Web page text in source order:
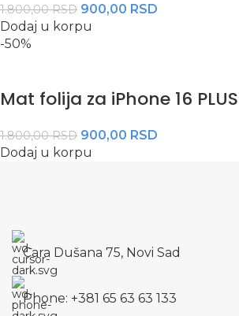
1.800,00RSD 900,00 RSD
Dodaj u korpu
-50%
Mat folija za iPhone 16 PLUS
1.800,00RSD 900,00 RSD
Dodaj u korpu
Cara Dušana 75, Novi Sad
Phone: +381 65 63 63 133